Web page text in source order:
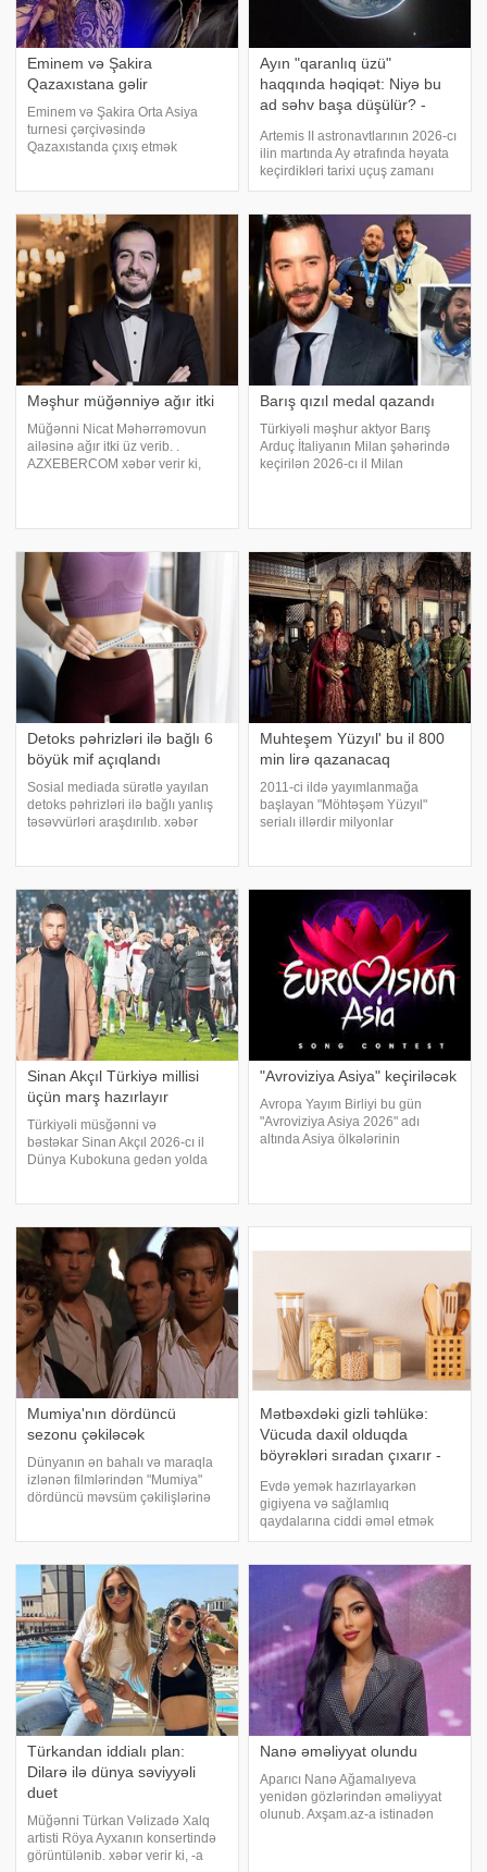
Eminem və Şakira
Qazaxıstana gəlir
Eminem və Şakira Orta Asiya
turnesi çərçivəsində
Qazaxıstanda çıxış etmək
keçirilməsi planlaşdırılır. Tərəflər
hazırda tarixlər
Ayın "qaranlıq üzü"
haqqında həqiqət: Niyə bu
ad səhv başa düşülür? -
Artemis II astronavtlarının 2026-cı
ilin martında Ay ətrafında həyata
keçirdikləri tarixi uçuş zamanı
çəkdikləri möhtəşəm fotolar
gətirdi: Ayın qaranlıq tərəfi
doğrudanmı hər zaman
qaranlıqdır?
Məşhur müğənniyə ağır itki
Müğənni Nicat Məhərrəmovun
ailəsinə ağır itki üz verib. .
AZXEBERCOM xəbər verir ki,
Barış qızıl medal qazandı
Türkiyəli məşhur aktyor Barış
Arduç İtaliyanın Milan şəhərində
keçirilən 2026-cı il Milan
sözügedən yarışd
Detoks pəhrizləri ilə bağlı 6
böyük mif açıqlandı
Sosial mediada sürətlə yayılan
detoks pəhrizləri ilə bağlı yanlış
təsəvvürləri araşdırılıb. xəbər
Belə ki, o, karbohidratla
Muhteşem Yüzyıl' bu il 800
min lirə qazanacaq
2011-ci ildə yayımlanmağa
başlayan "Möhtəşəm Yüzyıl"
serialı illərdir milyonlar
2026-cı ildə əldə edəcəy
Sinan Akçıl Türkiyə millisi
üçün marş hazırlayır
Türkiyəli müsğənni və
bəstəkar Sinan Akçıl 2026-cı il
Dünya Kubokuna gedən yolda
istinadən xəbər verir
ki, Akçıl, Türkiyə millisi üçün özəl
mahn
"Avroviziya Asiya" keçiriləcək
Avropa Yayım Birliyi bu gün
"Avroviziya Asiya 2026" adı
altında Asiya ölkələrinin
Hazırd
Mumiya'nın dördüncü
sezonu çəkiləcək
Dünyanın ən bahalı və maraqla
izlənən filmlərindən "Mumiya"
dördüncü məvsüm çəkilişlərinə
məlumata görə Brendan Freyze
Mətbəxdəki gizli təhlükə:
Vücuda daxil olduqda
böyrəkləri sıradan çıxarır -
Evdə yemək hazırlayarkən
gigiyena və sağlamlıq
qaydalarına ciddi əməl etmək
lazımdır. Mətbəxlərdə estetik
verdiyimiz bəzi məhsullar
sağlamlığımıza ciddi zərər vura
bilər. Məlum olub ki, bəzi "təbii"
Türkandan iddialı plan:
Dilarə ilə dünya səviyyəli
duet
Müğənni Türkan Vəlizadə Xalq
artisti Röya Ayxanın konsertində
görüntülənib. xəbər verir ki, -a
Nanə əməliyyat olundu
Aparıcı Nanə Ağamalıyeva
yenidən gözlərindən əməliyyat
olunub. Axşam.az-a istinadən